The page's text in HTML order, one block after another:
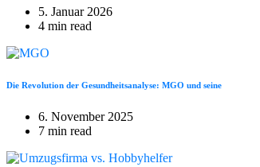
5. Januar 2026
4 min read
Die Revolution der Gesundheitsanalyse: MGO und seine
6. November 2025
7 min read